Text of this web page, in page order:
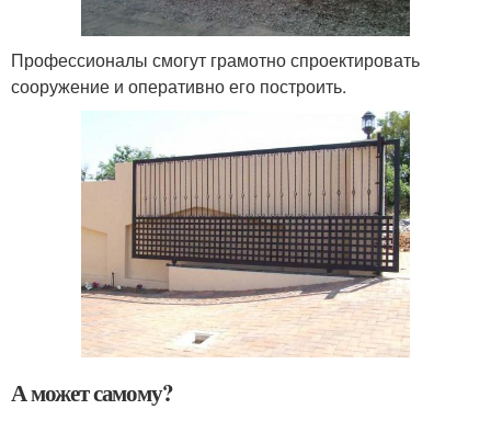
Профессионалы смогут грамотно спроектировать
сооружение и оперативно его построить.
А может самому?